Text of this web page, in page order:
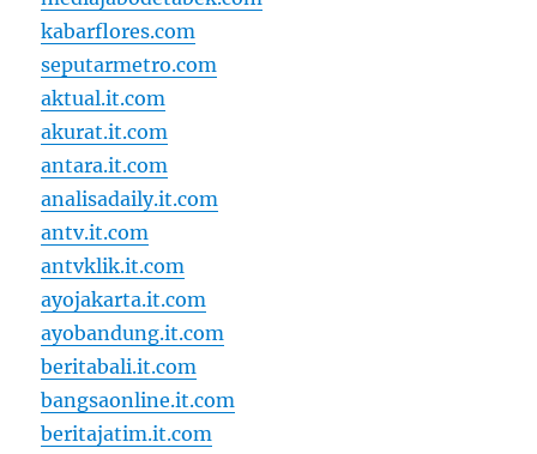
kabarflores.com
seputarmetro.com
aktual.it.com
akurat.it.com
antara.it.com
analisadaily.it.com
antv.it.com
antvklik.it.com
ayojakarta.it.com
ayobandung.it.com
beritabali.it.com
bangsaonline.it.com
beritajatim.it.com